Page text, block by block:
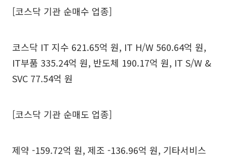
[코스닥 기관 순매수 업종]
코스닥 IT 지수 621.65억 원, IT H/W 560.64억 원,
IT부품 335.24억 원, 반도체 190.17억 원, IT S/W &
SVC 77.54억 원
[코스닥 기관 순매도 업종]
제약 -159.72억 원, 제조 -136.96억 원, 기타서비스